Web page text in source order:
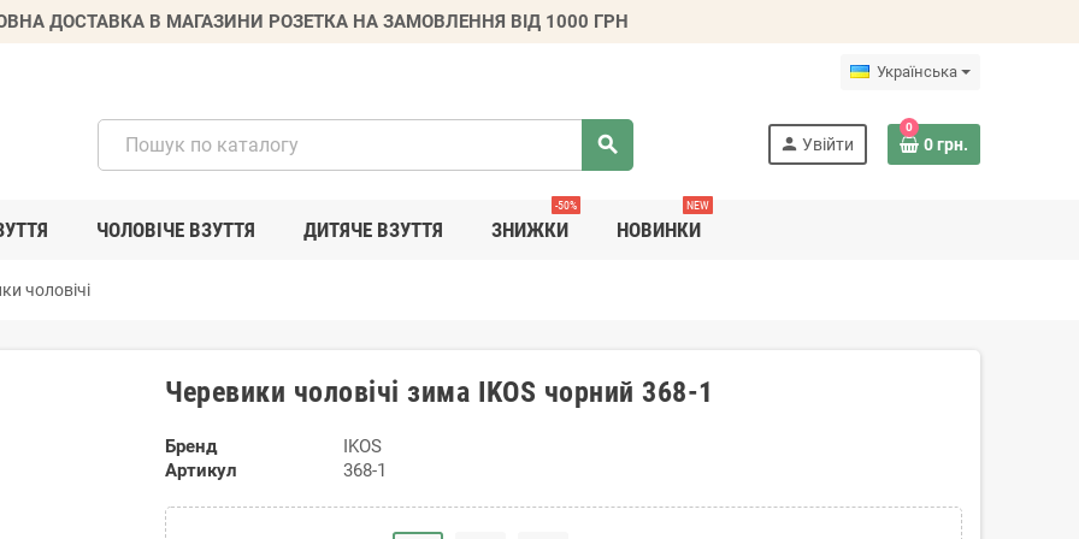
ДОСТАВКА В МАГАЗИНИ РОЗЕТКА НА ЗАМОВЛЕННЯ ВІД 1000 ГРН
Українська
search person Увійти
0
0 грн.
ЧОЛОВІЧЕ ВЗУТТЯ ДИТЯЧЕ ВЗУТТЯ ЗНИЖКИ
-50%
НОВИНКИ
NEW
чоловічі
Черевики чоловічі зима IKOS чорний 368-1
Бренд
IKOS
Артикул
368-1